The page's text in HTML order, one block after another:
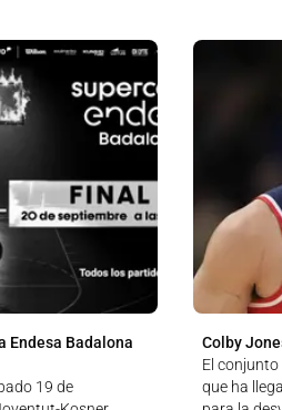
Endesa Badalona
19 de
Colby
El
que ha